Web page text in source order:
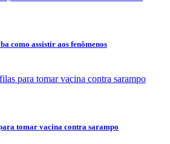
como assistir aos fenômenos
tomar vacina contra sarampo